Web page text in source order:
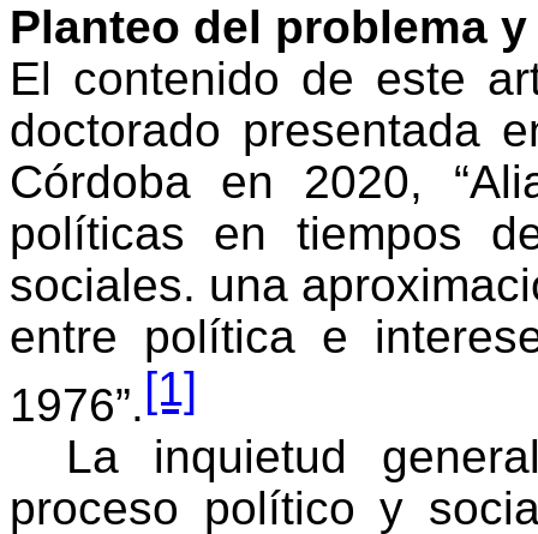
Planteo del problema
El contenido de este
doctorado presentada
Córdoba en 2020,
políticas en tiempos
sociales. una
entre política e
1976”.[1]
La inquietud
proceso político y